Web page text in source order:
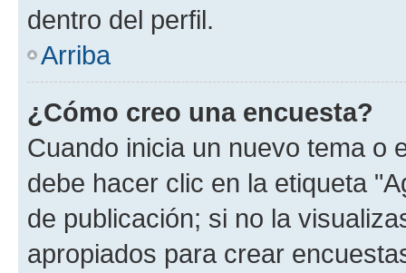
dentro del perfil.
Arriba
¿Cómo creo una encuesta?
Cuando inicia un nuevo tema o
debe hacer clic en la etiqueta
de publicación; si no la
apropiados para crear